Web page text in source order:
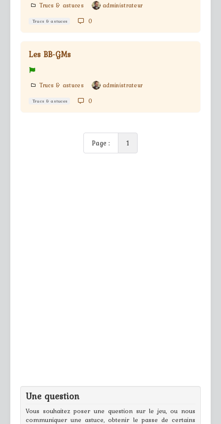
Trucs & astuces administrateur
Trucs & astuces 0
Les BB-GMs
Trucs & astuces administrateur
Trucs & astuces 0
Page : 1
Une question
Vous souhaitez poser une question sur le jeu, ou nous
communiquer une astuce, obtenir le passe de certains